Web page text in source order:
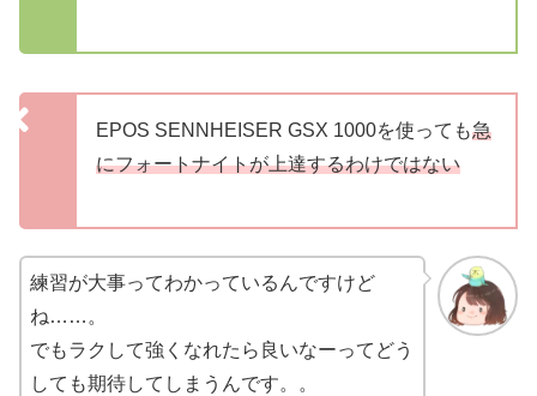
EPOS SENNHEISER GSX 1000を使っても急
にフォートナイトが上達するわけではない
練習が大事ってわかっているんですけど
ね……。
でもラクして強くなれたら良いなーってどう
しても期待してしまうんです。。